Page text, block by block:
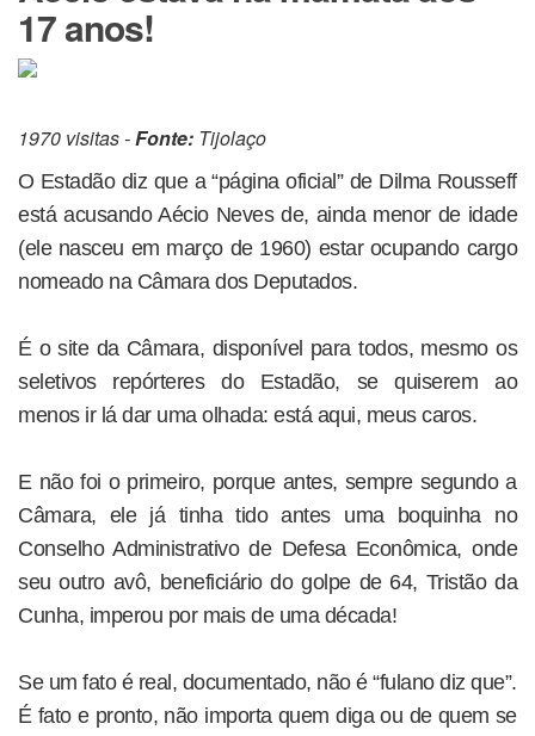
17 anos!
1970 visitas -Fonte: Tijolaço
O Estadão diz que a “página oficial” de Dilma Rousseff
está acusando Aécio Neves de, ainda menor de idade
(ele nasceu em março de 1960) estar ocupando cargo
nomeado na Câmara dos Deputados.
É o site da Câmara, disponível para todos, mesmo os
seletivos repórteres do Estadão, se quiserem ao
menos ir lá dar uma olhada: está aqui, meus caros.
E não foi o primeiro, porque antes, sempre segundo a
Câmara, ele já tinha tido antes uma boquinha no
Conselho Administrativo de Defesa Econômica, onde
seu outro avô, beneficiário do golpe de 64, Tristão da
Cunha, imperou por mais de uma década!
Se um fato é real, documentado, não é “fulano diz que”.
É fato e pronto, não importa quem diga ou de quem se